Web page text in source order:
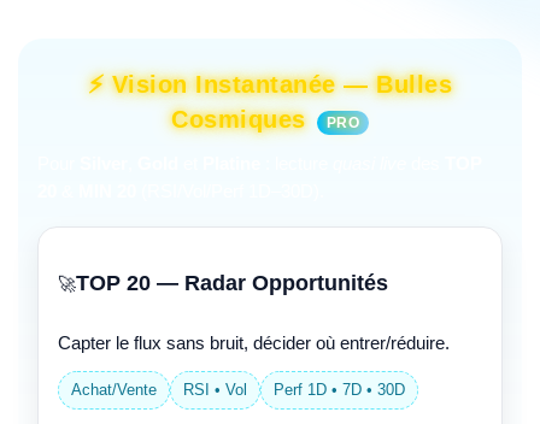
⚡ Vision Instantanée — Bulles
Cosmiques
PRO
🚀TOP 20 — Radar Opportunités
Capter le flux sans bruit, décider où entrer/réduire.
Achat/Vente RSI • Vol Perf 1D • 7D • 30D